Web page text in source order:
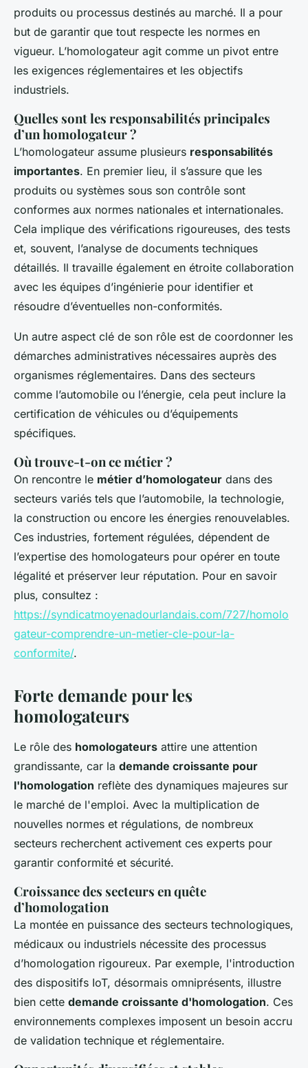
produits ou processus destinés au marché. Il a pour
but de garantir que tout respecte les normes en
vigueur. L’homologateur agit comme un pivot entre
les exigences réglementaires et les objectifs
industriels.
Quelles sont les responsabilités principales
d’un homologateur ?
L’homologateur assume plusieurs responsabilités
importantes. En premier lieu, il s’assure que les
produits ou systèmes sous son contrôle sont
conformes aux normes nationales et internationales.
Cela implique des vérifications rigoureuses, des tests
et, souvent, l’analyse de documents techniques
détaillés. Il travaille également en étroite collaboration
avec les équipes d’ingénierie pour identifier et
résoudre d’éventuelles non-conformités.
Un autre aspect clé de son rôle est de coordonner les
démarches administratives nécessaires auprès des
organismes réglementaires. Dans des secteurs
comme l’automobile ou l’énergie, cela peut inclure la
certification de véhicules ou d’équipements
spécifiques.
Où trouve-t-on ce métier ?
On rencontre le métier d’homologateur dans des
secteurs variés tels que l’automobile, la technologie,
la construction ou encore les énergies renouvelables.
Ces industries, fortement régulées, dépendent de
l’expertise des homologateurs pour opérer en toute
légalité et préserver leur réputation. Pour en savoir
plus, consultez :
https://syndicatmoyenadourlandais.com/727/homolo
gateur-comprendre-un-metier-cle-pour-la-
conformite/.
Forte demande pour les
homologateurs
Le rôle des homologateurs attire une attention
grandissante, car la demande croissante pour
l'homologation reflète des dynamiques majeures sur
le marché de l'emploi. Avec la multiplication de
nouvelles normes et régulations, de nombreux
secteurs recherchent activement ces experts pour
garantir conformité et sécurité.
Croissance des secteurs en quête
d’homologation
La montée en puissance des secteurs technologiques,
médicaux ou industriels nécessite des processus
d’homologation rigoureux. Par exemple, l'introduction
des dispositifs IoT, désormais omniprésents, illustre
bien cette demande croissante d'homologation. Ces
environnements complexes imposent un besoin accru
de validation technique et réglementaire.